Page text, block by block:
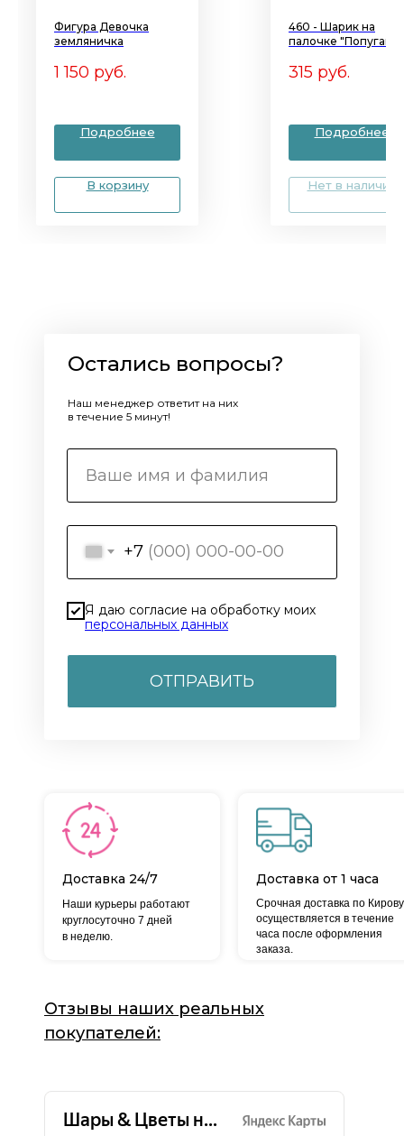
Фигура Девочка
земляничка
1 150 руб.
Подробнее
В корзину
460 - Шарик на
палочке "Попугай"
315 руб.
Подробнее
Нет в наличии
+7
Я даю согласие на обработку моих
персональных данных
ОТПРАВИТЬ
Остались вопросы?
Наш менеджер ответит на них
в течение 5 минут!
Доставка 24/7
Срочная доставка по Кирову
осуществляется в течение
часа после оформления
заказа.
Наши курьеры работают
круглосуточно 7 дней
в неделю.
Доставка от 1 часа
Отзывы наших реальных
покупателей: